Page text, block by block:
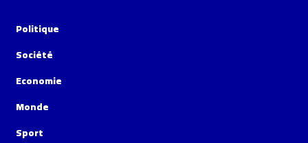
Politique
Société
Economie
Monde
Sport